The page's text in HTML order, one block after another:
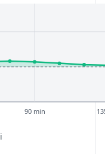
90 min